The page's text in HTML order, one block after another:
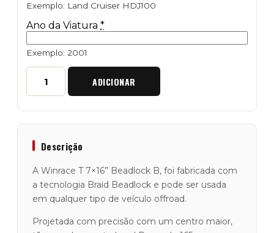
Exemplo: Land Cruiser HDJ100
Ano da Viatura *
Exemplo: 2001
Quantidade
Jante
"Braid"
Winrace
LR
Beadlock
ADICIONAR
Descrição
A Winrace T 7×16” Beadlock B, foi fabricada com
a tecnologia Braid Beadlock e pode ser usada
em qualquer tipo de veículo offroad.
Projetada com precisão com um centro maior,